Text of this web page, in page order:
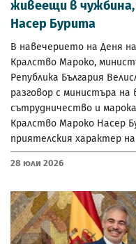
живеещи в
Насер Бурита
В навечерието на Деня
Кралство Мароко,
Република България
разговор с министъра
сътрудничество и
Кралство Мароко Насер
приятелския характер
28 Юли 2026